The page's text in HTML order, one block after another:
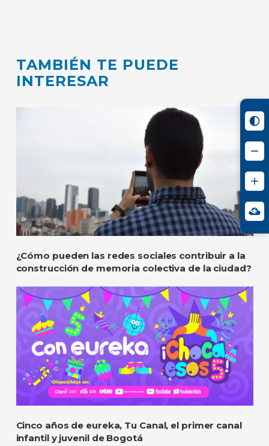
TAMBIÉN TE PUEDE
INTERESAR
¿Cómo pueden las redes sociales contribuir a la
construcción de memoria colectiva de la ciudad?
Cinco años de eureka, Tu Canal, el primer canal
infantil y juvenil de Bogotá